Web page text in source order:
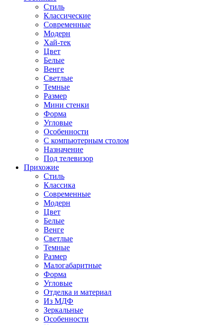
Стиль
Классические
Современные
Модерн
Хай-тек
Цвет
Белые
Венге
Светлые
Темные
Размер
Мини стенки
Форма
Угловые
Особенности
С компьютерным столом
Назначение
Под телевизор
Прихожие
Стиль
Классика
Современные
Модерн
Цвет
Белые
Венге
Светлые
Темные
Размер
Малогабаритные
Форма
Угловые
Отделка и материал
Из МДФ
Зеркальные
Особенности